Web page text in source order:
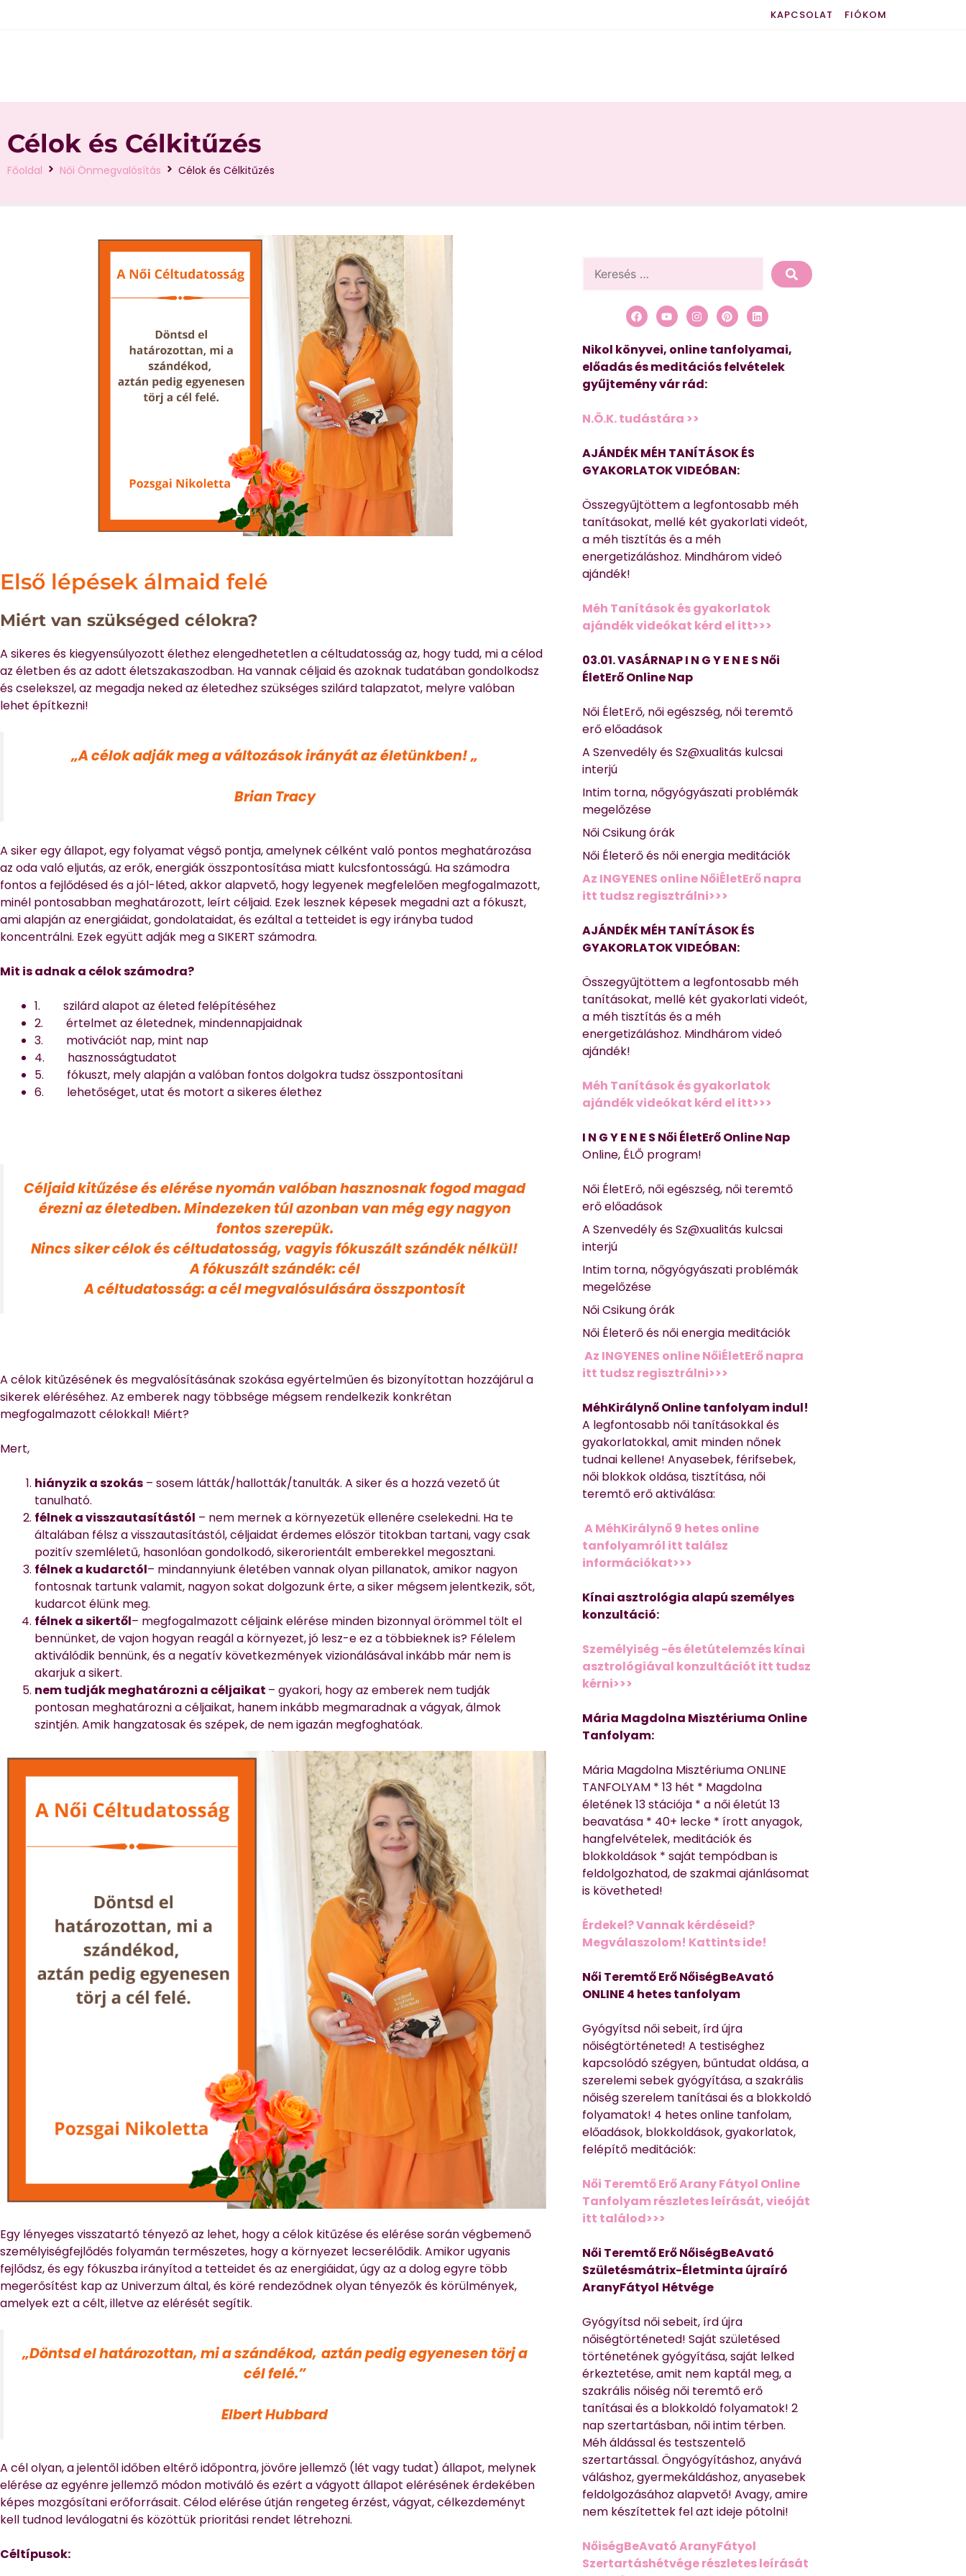
KAPCSOLAT FIÓKOM
Célok és Célkitűzés
Főoldal Női Önmegvalósítás Célok és Célkitűzés
Első lépések álmaid felé
Miért van szükséged célokra?
A sikeres és kiegyensúlyozott élethez elengedhetetlen a céltudatosság az, hogy tudd, mi a célod
az életben és az adott életszakaszodban. Ha vannak céljaid és azoknak tudatában gondolkodsz
és cselekszel, az megadja neked az életedhez szükséges szilárd talapzatot, melyre valóban
lehet építkezni!
„A célok adják meg a változások irányát az életünkben! „
Brian Tracy
A siker egy állapot, egy folyamat végső pontja, amelynek célként való pontos meghatározása
az oda való eljutás, az erők, energiák összpontosítása miatt kulcsfontosságú. Ha számodra
fontos a fejlődésed és a jól-léted, akkor alapvető, hogy legyenek megfelelően megfogalmazott,
minél pontosabban meghatározott, leírt céljaid. Ezek lesznek képesek megadni azt a fókuszt,
ami alapján az energiáidat, gondolataidat, és ezáltal a tetteidet is egy irányba tudod
koncentrálni. Ezek együtt adják meg a SIKERT számodra.
Mit is adnak a célok számodra?
1. szilárd alapot az életed felépítéséhez
2. értelmet az életednek, mindennapjaidnak
3. motivációt nap, mint nap
4. hasznosságtudatot
5. fókuszt, mely alapján a valóban fontos dolgokra tudsz összpontosítani
6. lehetőséget, utat és motort a sikeres élethez
Céljaid kitűzése és elérése nyomán valóban hasznosnak fogod magad
érezni az életedben. Mindezeken túl azonban van még egy nagyon
fontos szerepük.
Nincs siker célok és céltudatosság, vagyis fókuszált szándék nélkül!
A fókuszált szándék: cél
A céltudatosság: a cél megvalósulására összpontosít
A célok kitűzésének és megvalósításának szokása egyértelműen és bizonyítottan hozzájárul a
sikerek eléréséhez. Az emberek nagy többsége mégsem rendelkezik konkrétan
megfogalmazott célokkal! Miért?
Mert,
hiányzik a szokás – sosem látták/hallották/tanulták. A siker és a hozzá vezető út
tanulható.
félnek a visszautasítástól – nem mernek a környezetük ellenére cselekedni. Ha te
általában félsz a visszautasítástól, céljaidat érdemes először titokban tartani, vagy csak
pozitív szemléletű, hasonlóan gondolkodó, sikerorientált emberekkel megosztani.
félnek a kudarctól– mindannyiunk életében vannak olyan pillanatok, amikor nagyon
fontosnak tartunk valamit, nagyon sokat dolgozunk érte, a siker mégsem jelentkezik, sőt,
kudarcot élünk meg.
félnek a sikertől– megfogalmazott céljaink elérése minden bizonnyal örömmel tölt el
bennünket, de vajon hogyan reagál a környezet, jó lesz-e ez a többieknek is? Félelem
aktiválódik bennünk, és a negatív következmények vizionálásával inkább már nem is
akarjuk a sikert.
nem tudják meghatározni a céljaikat – gyakori, hogy az emberek nem tudják
pontosan meghatározni a céljaikat, hanem inkább megmaradnak a vágyak, álmok
szintjén. Amik hangzatosak és szépek, de nem igazán megfoghatóak.
Egy lényeges visszatartó tényező az lehet, hogy a célok kitűzése és elérése során végbemenő
személyiségfejlődés folyamán természetes, hogy a környezet lecserélődik. Amikor ugyanis
fejlődsz, és egy fókuszba irányítod a tetteidet és az energiáidat, úgy az a dolog egyre több
megerősítést kap az Univerzum által, és köré rendeződnek olyan tényezők és körülmények,
amelyek ezt a célt, illetve az elérését segítik.
„Döntsd el határozottan, mi a szándékod, aztán pedig egyenesen törj a
cél felé.”
Elbert Hubbard
A cél olyan, a jelentől időben eltérő időpontra, jövőre jellemző (lét vagy tudat) állapot, melynek
elérése az egyénre jellemző módon motiváló és ezért a vágyott állapot elérésének érdekében
képes mozgósítani erőforrásait. Célod elérése útján rengeteg érzést, vágyat, célkezdeményt
kell tudnod leválogatni és közöttük prioritási rendet létrehozni.
Céltípusok:
Nikol könyvei, online tanfolyamai,
előadás és meditációs felvételek
gyűjtemény vár rád:
N.Ö.K. tudástára >>
AJÁNDÉK MÉH TANÍTÁSOK ÉS
GYAKORLATOK VIDEÓBAN:
Összegyűjtöttem a legfontosabb méh
tanításokat, mellé két gyakorlati videót,
a méh tisztítás és a méh
energetizáláshoz. Mindhárom videó
ajándék!
Méh Tanítások és gyakorlatok
ajándék videókat kérd el itt>>>
03.01. VASÁRNAP I N G Y E N E S Női
ÉletErő Online Nap
Női ÉletErő, női egészség, női teremtő
erő előadások
A Szenvedély és Sz@xualitás kulcsai
interjú
Intim torna, nőgyógyászati problémák
megelőzése
Női Csikung órák
Női Életerő és női energia meditációk
Az INGYENES online NőiÉletErő napra
itt tudsz regisztrálni>>>
AJÁNDÉK MÉH TANÍTÁSOK ÉS
GYAKORLATOK VIDEÓBAN:
Összegyűjtöttem a legfontosabb méh
tanításokat, mellé két gyakorlati videót,
a méh tisztítás és a méh
energetizáláshoz. Mindhárom videó
ajándék!
Méh Tanítások és gyakorlatok
ajándék videókat kérd el itt>>>
I N G Y E N E S Női ÉletErő Online Nap
Online, ÉLŐ program!
Női ÉletErő, női egészség, női teremtő
erő előadások
A Szenvedély és Sz@xualitás kulcsai
interjú
Intim torna, nőgyógyászati problémák
megelőzése
Női Csikung órák
Női Életerő és női energia meditációk
Az INGYENES online NőiÉletErő napra
itt tudsz regisztrálni>>>
MéhKirálynő Online tanfolyam indul!
A legfontosabb női tanításokkal és
gyakorlatokkal, amit minden nőnek
tudnai kellene! Anyasebek, férifsebek,
női blokkok oldása, tisztítása, női
teremtő erő aktiválása:
A MéhKirálynő 9 hetes online
tanfolyamról itt találsz
információkat>>>
Kínai asztrológia alapú személyes
konzultáció:
Személyiség -és életútelemzés kínai
asztrológiával konzultációt itt tudsz
kérni>>>
Mária Magdolna Misztériuma Online
Tanfolyam:
Mária Magdolna Misztériuma ONLINE
TANFOLYAM * 13 hét * Magdolna
életének 13 stációja * a női életút 13
beavatása * 40+ lecke * írott anyagok,
hangfelvételek, meditációk és
blokkoldások * saját tempódban is
feldolgozhatod, de szakmai ajánlásomat
is követheted!
Érdekel? Vannak kérdéseid?
Megválaszolom! Kattints ide!
Női Teremtő Erő NőiségBeAvató
ONLINE 4 hetes tanfolyam
Gyógyítsd női sebeit, írd újra
nőiségtörténeted! A testiséghez
kapcsolódó szégyen, bűntudat oldása, a
szerelemi sebek gyógyítása, a szakrális
nőiség szerelem tanításai és a blokkoldó
folyamatok! 4 hetes online tanfolam,
előadások, blokkoldások, gyakorlatok,
felépítő meditációk:
Női Teremtő Erő Arany Fátyol Online
Tanfolyam részletes leírását, vieóját
itt találod>>>
Női Teremtő Erő NőiségBeAvató
Születésmátrix-Életminta újraíró
AranyFátyol Hétvége
Gyógyítsd női sebeit, írd újra
nőiségtörténeted! Saját születésed
történetének gyógyítása, saját lelked
érkeztetése, amit nem kaptál meg, a
szakrális nőiség női teremtő erő
tanításai és a blokkoldó folyamatok! 2
nap szertartásban, női intim térben.
Méh áldással és testszentelő
szertartással. Öngyógyításhoz, anyává
váláshoz, gyermekáldáshoz, anyasebek
feldolgozásához alapvető! Avagy, amire
nem készítettek fel azt ideje pótolni!
NőiségBeAvató AranyFátyol
Szertartáshétvége részletes leírását